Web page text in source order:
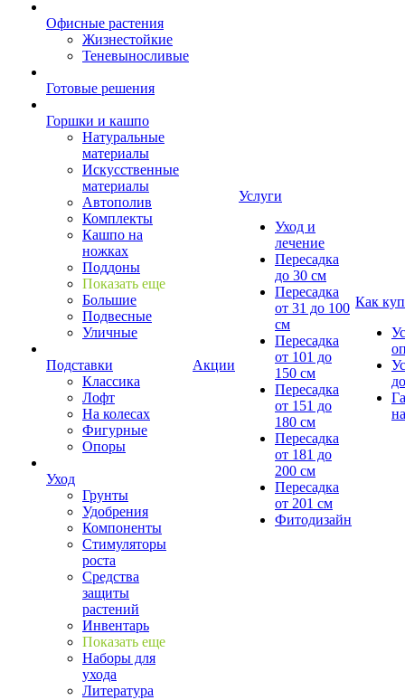
Офисные растения
Жизнестойкие
Теневыносливые
Готовые решения
Горшки и кашпо
Натуральные
материалы
Искусственные
материалы
Автополив
Комплекты
Кашпо на
ножках
Поддоны
Показать еще
Большие
Подвесные
Уличные
Подставки
Классика
Лофт
На колесах
Фигурные
Опоры
Уход
Грунты
Удобрения
Компоненты
Стимуляторы
роста
Средства
защиты
растений
Инвентарь
Показать еще
Наборы для
ухода
Литература
Акции
Услуги
Уход и
лечение
Пересадка
до 30 см
Пересадка
от 31 до 100
см
Пересадка
от 101 до
150 см
Пересадка
от 151 до
180 см
Пересадка
от 181 до
200 см
Пересадка
от 201 см
Фитодизайн
Как